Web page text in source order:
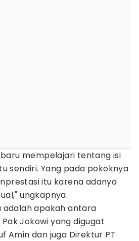
mempelajari tentang isi
sendiri. Yang pada pokoknya
itu karena adanya
ungkapnya.
adalah apakah antara
Jokowi yang digugat
Amin dan juga Direktur PT